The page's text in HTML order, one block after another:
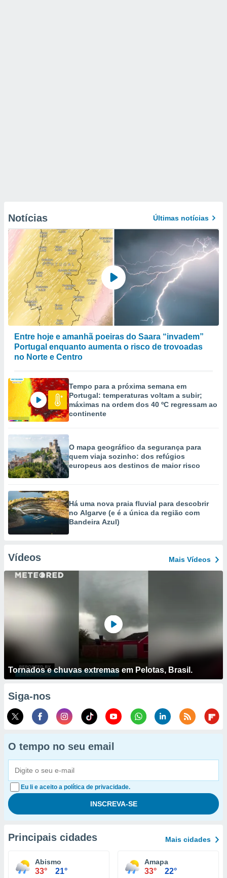
Notícias Últimas notícias
Entre hoje e amanhã poeiras do Saara “invadem”
Portugal enquanto aumenta o risco de trovoadas
no Norte e Centro
Tempo para a próxima semana em
Portugal: temperaturas voltam a subir;
máximas na ordem dos 40 ºC regressam ao
continente
O mapa geográfico da segurança para
quem viaja sozinho: dos refúgios
europeus aos destinos de maior risco
Há uma nova praia fluvial para descobrir
no Algarve (e é a única da região com
Bandeira Azul)
Vídeos Mais Vídeos
Tornados e chuvas extremas em Pelotas, Brasil.
Siga-nos
O tempo no seu email
Eu li e aceito a política de privacidade.
Principais cidades Mais cidades
Abismo
33° 21°
Amapa
33° 22°